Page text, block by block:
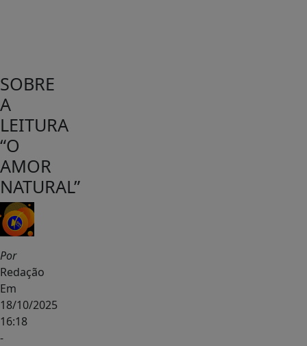
SOBRE
A
LEITURA
“O
AMOR
NATURAL”
Por
Redação
Em
18/10/2025
16:18
-